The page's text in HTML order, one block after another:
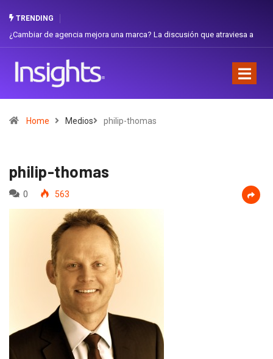
TRENDING
de agencia mejora una marca? La discusión que atraviesa a
Gabriela
Home Medios philip-thomas
philip-thomas
0 563